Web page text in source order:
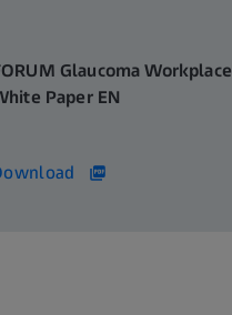
Glaucoma Workplace
Paper EN